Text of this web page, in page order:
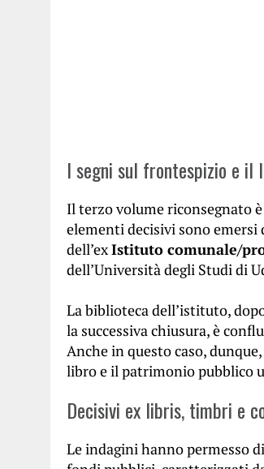
I segni sul frontespizio e il
Il terzo volume riconsegnato
elementi decisivi sono
dell’exIstituto comunale/
dell’Università degli Studi di
La biblioteca dell’istituto,
la successiva chiusura, è
Anche in questo caso,
libro e il patrimonio pubblico
Decisivi ex libris, timbri e
Le indagini hanno permesso